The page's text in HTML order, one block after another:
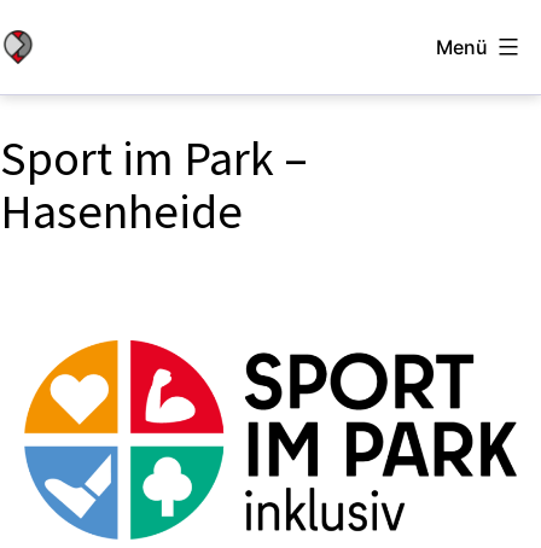
Inhalt
springen
Menü
Sport im Park –
Hasenheide